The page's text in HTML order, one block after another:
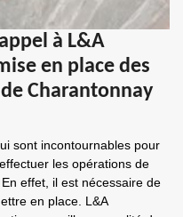
à L&A
en place des
Charantonnay
sont incontournables pour
les opérations de
effet, il est nécessaire de
en place. L&A